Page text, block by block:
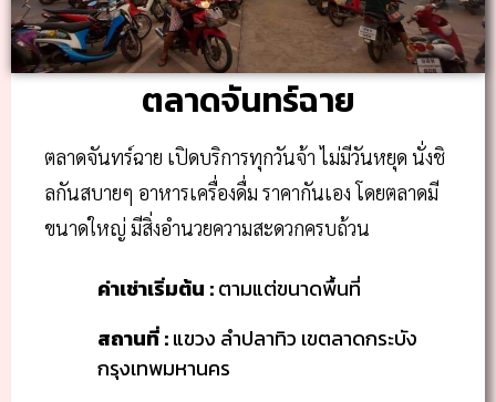
ตลาดจันทร์ฉาย
ตลาดจันทร์ฉาย เปิดบริการทุกวันจ้า ไม่มีวันหยุด นั่งชิ
ลกันสบายๆ อาหารเครื่องดื่ม ราคากันเอง โดยตลาดมี
ขนาดใหญ่ มีสิ่งอำนวยความสะดวกครบถ้วน
ค่าเช่าเริ่มต้น :ตามแต่ขนาดพื้นที่
สถานที่ :แขวง ลำปลาทิว เขตลาดกระบัง
กรุงเทพมหานคร